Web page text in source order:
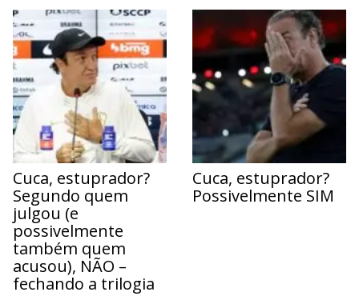
Cuca, estuprador?
Segundo quem
julgou (e
possivelmente
também quem
acusou), NÃO –
fechando a trilogia
Cuca, estuprador?
Possivelmente SIM